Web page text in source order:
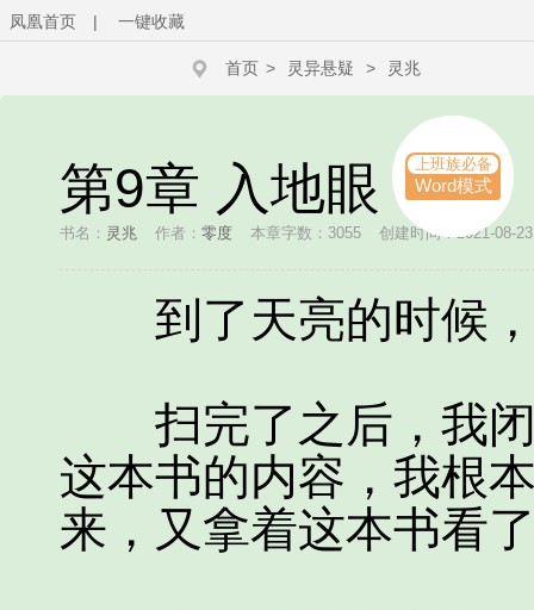
凤凰首页 | 一键收藏
首页 > 灵异悬疑 > 灵兆
第9章 入地眼 上班族必备
Word模式
书名： 灵兆 作者： 零度 本章字数：3055 创建时间：2021-08-
到了天亮的时候，
扫完了之后，我闭
这本书的内容，我根
来，又拿着这本书看